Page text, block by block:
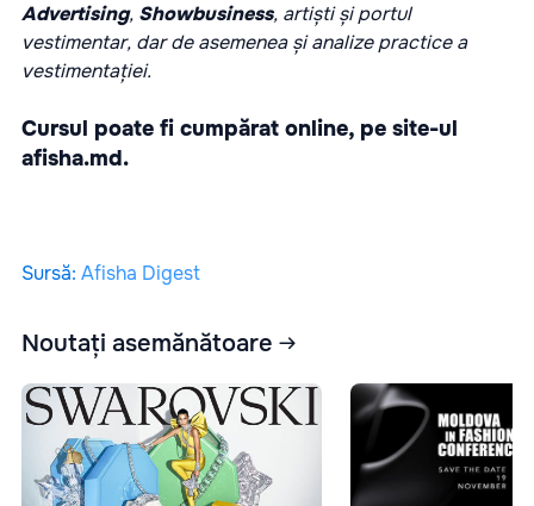
Advertising, Showbusiness, artiști și portul
vestimentar, dar de asemenea și analize practice a
vestimentației.
Cursul poate fi cumpărat online, pe site-ul
afisha.md.
Sursă: Afisha Digest
Noutați asemănătoare